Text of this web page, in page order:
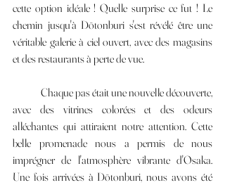
cette option idéale ! Quelle surprise ce fut ! Le
chemin jusqu'à Dōtonburi s'est révélé être une
véritable galerie à ciel ouvert, avec des magasins
et des restaurants à perte de vue.
avec des vitrines colorées et des odeurs
alléchantes qui attiraient notre attention. Cette
belle promenade nous a permis de nous
imprégner de l'atmosphère vibrante d'Osaka.
Une fois arrivées à Dōtonburi, nous avons été